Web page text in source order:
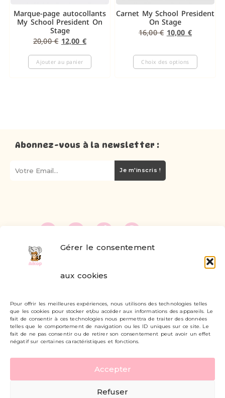
Gérer le consentement
aux cookies
Pour offrir les meilleures expériences, nous utilisons des technologies telles
que les cookies pour stocker et/ou accéder aux informations des appareils. Le
fait de consentir à ces technologies nous permettra de traiter des données
telles que le comportement de navigation ou les ID uniques sur ce site. Le
fait de ne pas consentir ou de retirer son consentement peut avoir un effet
négatif sur certaines caractéristiques et fonctions.
Accepter
Refuser
Marque-page autocollants
My School President On
Stage
20,00€ 12,00 €
Ajouter au panier
Carnet My School President
On Stage
16,00€ 10,00 €
Choix des options
Abonnez-vous à la newsletter :
Je m'inscris !
Livraisons et retours
Mon compte
Carte cadeau
Politique de confidentialité
Mentions légales - CGV